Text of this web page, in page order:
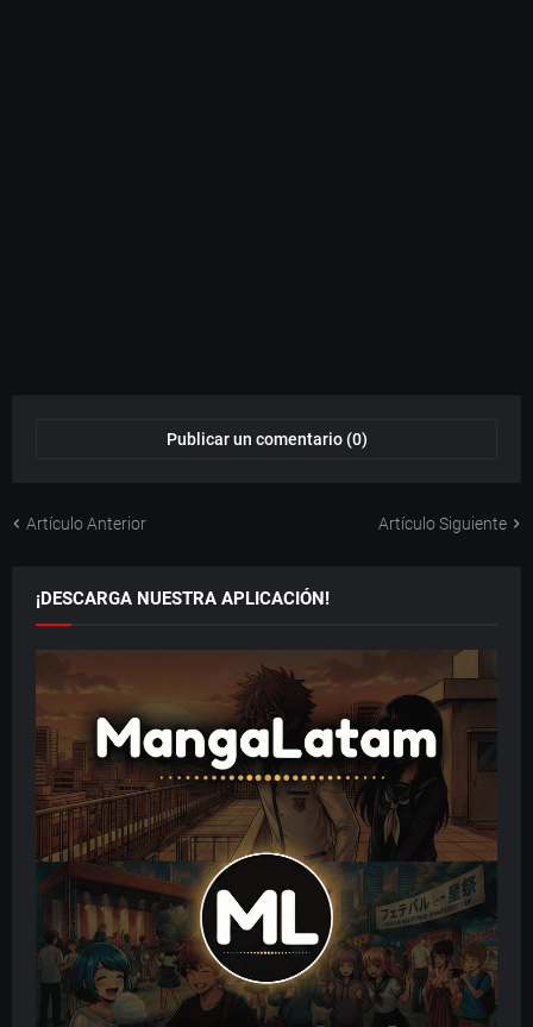
Publicar un comentario (0)
Artículo Anterior Artículo Siguiente
¡DESCARGA NUESTRA APLICACIÓN!